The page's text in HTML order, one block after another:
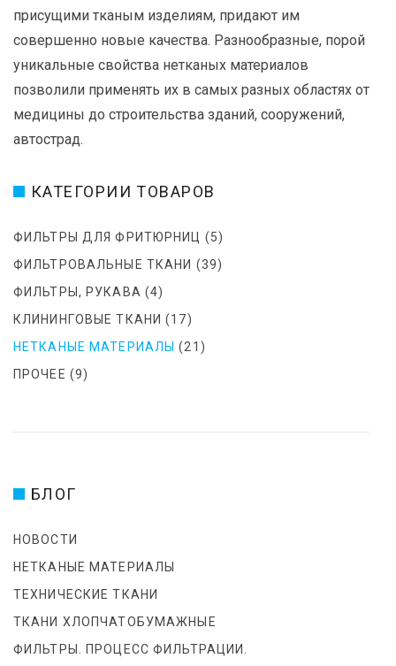
присущими тканым изделиям, придают им
совершенно новые качества. Разнообразные, порой
уникальные свойства нетканых материалов
позволили применять их в самых разных областях от
медицины до строительства зданий, сооружений,
автострад.
КАТЕГОРИИ ТОВАРОВ
ФИЛЬТРЫ ДЛЯ ФРИТЮРНИЦ (5)
ФИЛЬТРОВАЛЬНЫЕ ТКАНИ (39)
ФИЛЬТРЫ, РУКАВА (4)
КЛИНИНГОВЫЕ ТКАНИ (17)
НЕТКАНЫЕ МАТЕРИАЛЫ (21)
ПРОЧЕЕ (9)
БЛОГ
НОВОСТИ
НЕТКАНЫЕ МАТЕРИАЛЫ
ТЕХНИЧЕСКИЕ ТКАНИ
ТКАНИ ХЛОПЧАТОБУМАЖНЫЕ
ФИЛЬТРЫ. ПРОЦЕСС ФИЛЬТРАЦИИ.